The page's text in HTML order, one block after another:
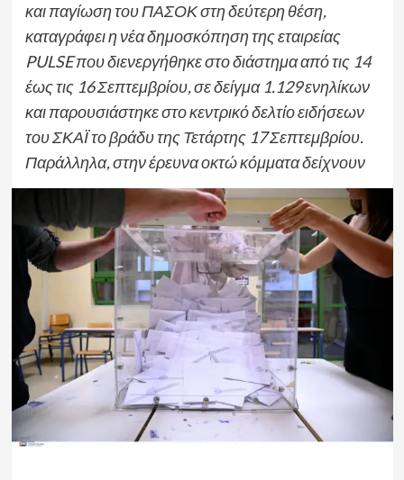
και παγίωση του ΠΑΣΟΚ στη δεύτερη θέση,
καταγράφει η νέα δημοσκόπηση της εταιρείας
PULSE που διενεργήθηκε στο διάστημα από τις 14
έως τις 16 Σεπτεμβρίου, σε δείγμα 1.129 ενηλίκων
και παρουσιάστηκε στο κεντρικό δελτίο ειδήσεων
του ΣΚΑΪ το βράδυ της Τετάρτης 17 Σεπτεμβρίου.
Παράλληλα, στην έρευνα οκτώ κόμματα δείχνουν